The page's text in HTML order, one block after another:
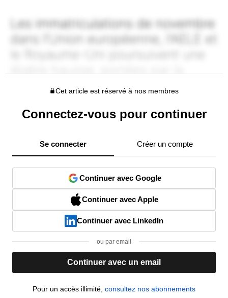
Cet article est réservé à nos membres
Connectez-vous pour continuer
Se connecter Créer un compte
Continuer avec Google
Continuer avec Apple
Continuer avec LinkedIn
ou par email
Continuer avec un email
Pour un accès illimité, consultez nos abonnements